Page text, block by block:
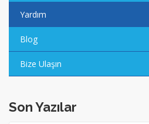
Yardım
Blog
Bize Ulaşın
Son Yazılar